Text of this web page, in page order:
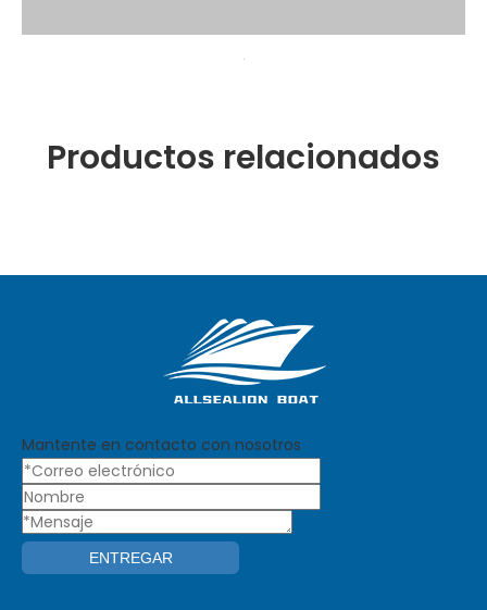
Productos relacionados
Mantente en contacto con nosotros
ENTREGAR